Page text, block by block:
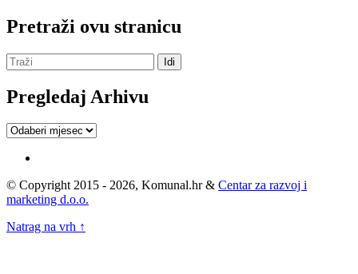
Pretraži ovu stranicu
Pregledaj Arhivu
Pregledaj
© Copyright 2015 - 2026, Komunal.hr & Centar za razvoj i
marketing d.o.o.
Natrag na vrh ↑